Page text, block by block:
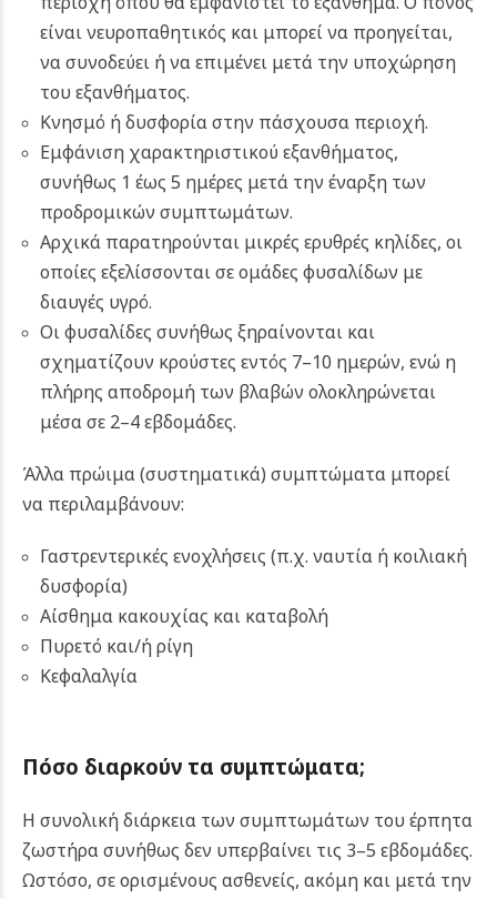
είναι νευροπαθητικός και μπορεί να προηγείται,
να συνοδεύει ή να επιμένει μετά την υποχώρηση
του εξανθήματος.
Κνησμό ή δυσφορία στην πάσχουσα περιοχή.
Εμφάνιση χαρακτηριστικού εξανθήματος,
συνήθως 1 έως 5 ημέρες μετά την έναρξη των
προδρομικών συμπτωμάτων.
Αρχικά παρατηρούνται μικρές ερυθρές κηλίδες, οι
οποίες εξελίσσονται σε ομάδες φυσαλίδων με
διαυγές υγρό.
Οι φυσαλίδες συνήθως ξηραίνονται και
σχηματίζουν κρούστες εντός 7–10 ημερών, ενώ η
πλήρης αποδρομή των βλαβών ολοκληρώνεται
μέσα σε 2–4 εβδομάδες.
Άλλα πρώιμα (συστηματικά) συμπτώματα μπορεί
να περιλαμβάνουν:
Γαστρεντερικές ενοχλήσεις (π.χ. ναυτία ή κοιλιακή
δυσφορία)
Αίσθημα κακουχίας και καταβολή
Πυρετό και/ή ρίγη
Κεφαλαλγία
Πόσο διαρκούν τα συμπτώματα;
Η συνολική διάρκεια των συμπτωμάτων του έρπητα
ζωστήρα συνήθως δεν υπερβαίνει τις 3–5 εβδομάδες.
Ωστόσο, σε ορισμένους ασθενείς, ακόμη και μετά την